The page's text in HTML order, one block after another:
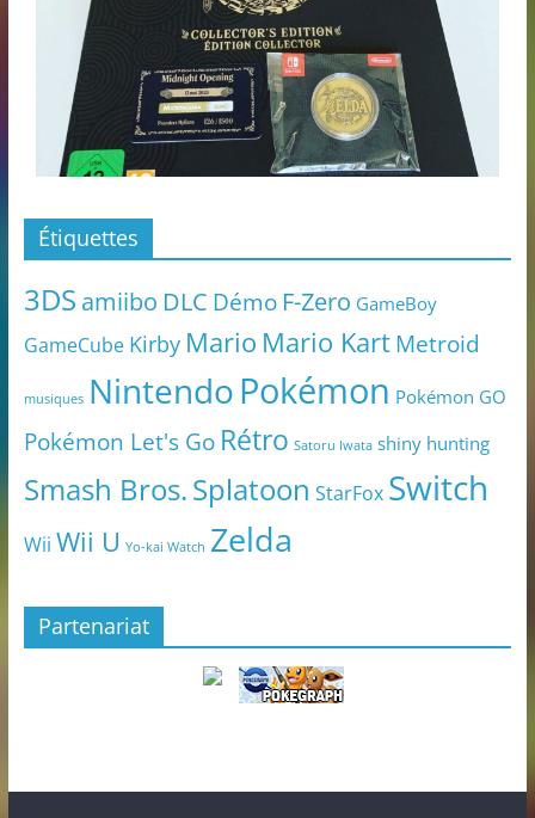
Étiquettes
3DS amiibo DLC Démo F-Zero GameBoy
GameCube Kirby Mario Mario KartMetroid
musiques NintendoPokémon Pokémon GO
Pokémon Let's Go Rétro Satoru Iwata shiny hunting
Smash Bros.Splatoon StarFox Switch
Wii Wii U Yo-kai Watch Zelda
Partenariat